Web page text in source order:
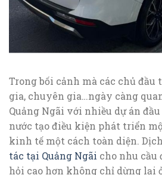
Trong bối cảnh mà các chủ đầu
gia, chuyên gia…ngày càng
Quảng Ngãi với nhiều dự án
nước tạo điều kiện phát triển
kinh tế một cách toàn diện.
tác tại Quảng Ngãi cho nhu cầu
hỏi cao hơn không chỉ dừng lại